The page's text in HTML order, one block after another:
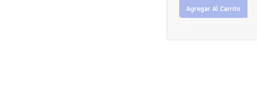
Agregar Al Carrito